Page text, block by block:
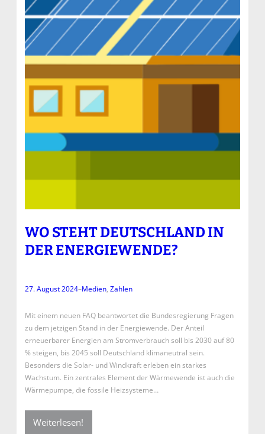
WO STEHT DEUTSCHLAND IN
DER ENERGIEWENDE?
27. August 2024–Medien, Zahlen
Mit einem neuen FAQ beantwortet die Bundesregierung Fragen
zu dem jetzigen Stand in der Energiewende. Der Anteil
erneuerbarer Energien am Stromverbrauch soll bis 2030 auf 80
% steigen, bis 2045 soll Deutschland klimaneutral sein.
Besonders die Solar- und Windkraft erleben ein starkes
Wachstum. Ein zentrales Element der Wärmewende ist auch die
Wärmepumpe, die fossile Heizsysteme…
Weiterlesen!